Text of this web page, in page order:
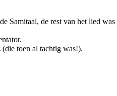
Samitaal, de rest van het lied
(die toen al tachtig was!).